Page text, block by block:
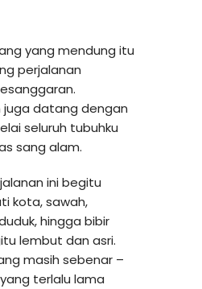
yang mendung itu
perjalanan
juga datang dengan
seluruh tubuhku
sang alam.
ini begitu
kota, sawah,
hingga bibir
lembut dan asri.
masih sebenar –
terlalu lama